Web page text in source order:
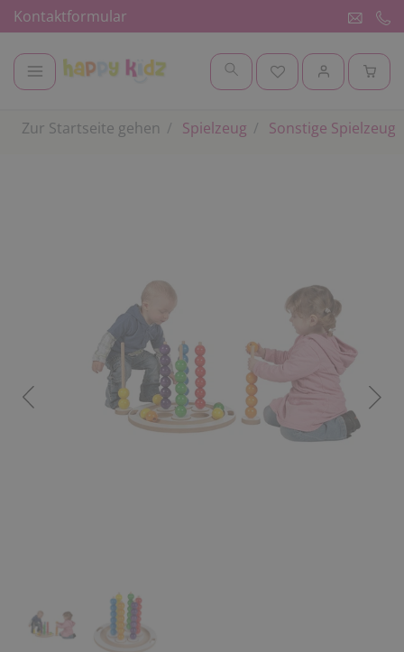
Kontaktformular
Zur Startseite gehen Spielzeug Sonstige Spielzeuge